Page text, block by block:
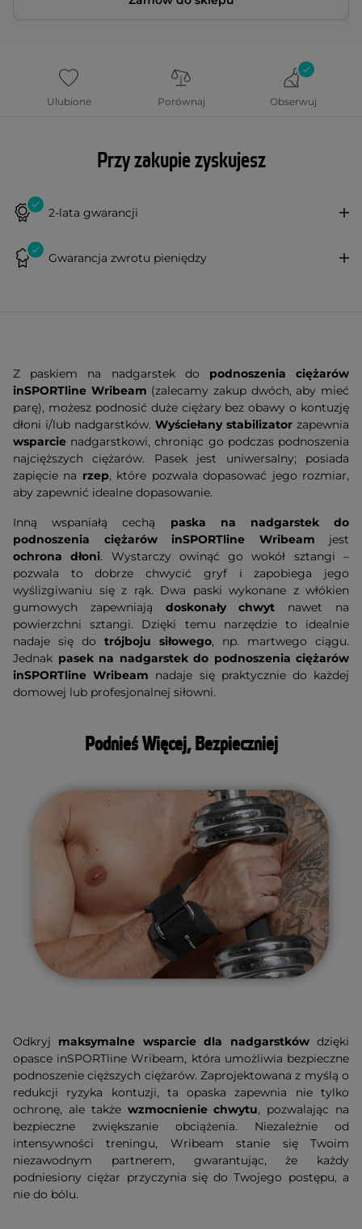
Ulubione Porównaj Obserwuj
Przy zakupie zyskujesz
2-lata gwarancji
Gwarancja zwrotu pieniędzy
Z paskiem na nadgarstek do podnoszenia ciężarów
inSPORTline Wribeam (zalecamy zakup dwóch, aby mieć
parę), możesz podnosić duże ciężary bez obawy o kontuzję
dłoni i/lub nadgarstków. Wyściełany stabilizator zapewnia
wsparcie nadgarstkowi, chroniąc go podczas podnoszenia
najcięższych ciężarów. Pasek jest uniwersalny; posiada
zapięcie na rzep, które pozwala dopasować jego rozmiar,
aby zapewnić idealne dopasowanie.
Inną wspaniałą cechą paska na nadgarstek do
podnoszenia ciężarów inSPORTline Wribeam jest
ochrona dłoni. Wystarczy owinąć go wokół sztangi –
pozwala to dobrze chwycić gryf i zapobiega jego
wyślizgiwaniu się z rąk. Dwa paski wykonane z włókien
gumowych zapewniają doskonały chwyt nawet na
powierzchni sztangi. Dzięki temu narzędzie to idealnie
nadaje się do trójboju siłowego, np. martwego ciągu.
Jednak pasek na nadgarstek do podnoszenia ciężarów
inSPORTline Wribeam nadaje się praktycznie do każdej
domowej lub profesjonalnej siłowni.
Podnieś Więcej, Bezpieczniej
Odkryj maksymalne wsparcie dla nadgarstkówdzięki
opasce inSPORTline Wribeam, która umożliwia bezpieczne
podnoszenie cięższych ciężarów. Zaprojektowana z myślą o
redukcji ryzyka kontuzji, ta opaska zapewnia nie tylko
ochronę, ale także wzmocnienie chwytu, pozwalając na
bezpieczne zwiększanie obciążenia. Niezależnie od
intensywności treningu, Wribeam stanie się Twoim
niezawodnym partnerem, gwarantując, że każdy
podniesiony ciężar przyczynia się do Twojego postępu, a
nie do bólu.